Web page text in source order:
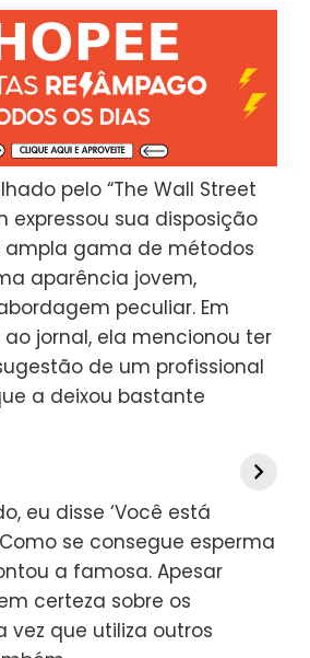
pelo “The Wall Street
expressou sua disposição
gama de métodos
aparência jovem,
peculiar. Em
jornal, ela mencionou ter
de um profissional
a deixou bastante
eu disse ‘Você está
se consegue esperma
a famosa. Apesar
certeza sobre os
vez que utiliza outros